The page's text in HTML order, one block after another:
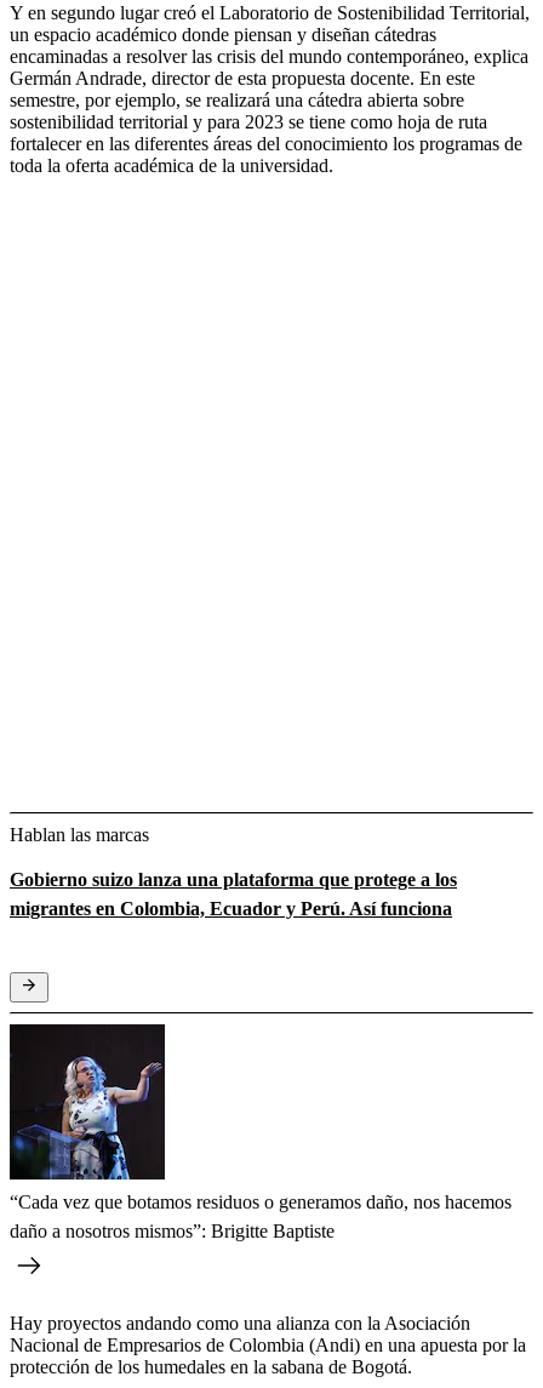
Y en segundo lugar creó el Laboratorio de Sostenibilidad Territorial,
un espacio académico donde piensan y diseñan cátedras
encaminadas a resolver las crisis del mundo contemporáneo, explica
Germán Andrade, director de esta propuesta docente. En este
semestre, por ejemplo, se realizará una cátedra abierta sobre
sostenibilidad territorial y para 2023 se tiene como hoja de ruta
fortalecer en las diferentes áreas del conocimiento los programas de
toda la oferta académica de la universidad.
Hablan las marcas
Gobierno suizo lanza una plataforma que protege a los
migrantes en Colombia, Ecuador y Perú. Así funciona
“Cada vez que botamos residuos o generamos daño, nos hacemos
daño a nosotros mismos”: Brigitte Baptiste
Hay proyectos andando como una alianza con la Asociación
Nacional de Empresarios de Colombia (Andi) en una apuesta por la
protección de los humedales en la sabana de Bogotá.